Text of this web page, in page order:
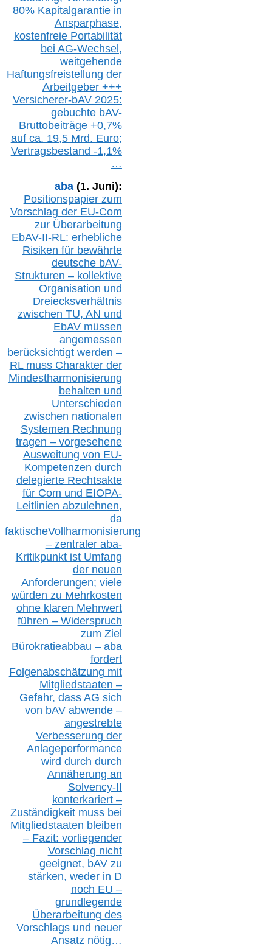
80% Kapitalgarantie in
Ansparphase,
kostenfreie Portabilität
bei AG-Wechsel,
weitgehende
Haftungsfreistellung der
Arbeitgeber +++
Versicherer-bAV2025:
gebuchte bAV-
Bruttobeiträge +0,7%
auf ca. 19,5 Mrd. Euro;
Vertragsbestand -1,1%
…
aba(1. Juni):
Positionspapier zum
Vorschlag der EU-Com
zur Überarbeitung
EbAV-II-RL: erhebliche
Risiken für bewährte
deutsche bAV-
Strukturen – kollektive
Organisation und
Dreiecksverhältnis
zwischen TU, AN und
EbAV müssen
angemessen
berücksichtigt werden –
RL mussCharakter der
Mindestharmonisierung
behalten und
Unterschieden
zwischen nationalen
Systemen Rechnung
tragen – vorgesehene
Ausweitung von EU-
Kompetenzen durch
delegierte Rechtsakte
für Com und EIOPA-
Leitlinien abzulehnen,
da
faktischeVollharmonisierung
– zentraler aba-
Kritikpunkt ist Umfang
der neuen
Anforderungen; viele
würden zu Mehrkosten
ohne klaren Mehrwert
führen – Widerspruch
zum Ziel
Bürokratieabbau – aba
fordert
Folgenabschätzung mit
Mitgliedstaaten –
Gefahr, dass AG sich
von bAV abwende –
angestrebte
Verbesserung der
Anlageperformance
wird durch durch
Annäherung an
Solvency-II
konterkariert –
Zuständigkeit muss bei
Mitgliedstaaten bleiben
– Fazit: vorliegender
Vorschlag nicht
geeignet, bAVzu
stärken, weder in D
noch EU –
grundlegende
Überarbeitung des
Vorschlags und neuer
Ansatz nötig…